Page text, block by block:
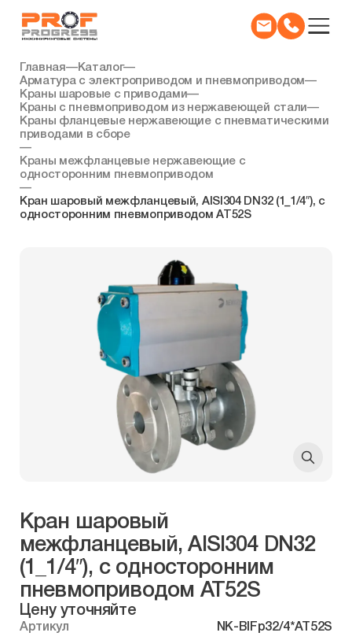
Главная—Каталог—
Арматура с электроприводом и пневмоприводом—
Краны шаровые с приводами—
Краны с пневмоприводом из нержавеющей стали—
Краны фланцевые нержавеющие с пневматическими
приводами в сборе
—
Краны межфланцевые нержавеющие с
односторонним пневмоприводом
—
Кран шаровый межфланцевый, AISI304 DN32 (1_1/4″), с
односторонним пневмоприводом AT52S
Кран шаровый
межфланцевый, AISI304 DN32
(1_1/4″), с односторонним
пневмоприводом AT52S
Цену уточняйте
Артикул
NK-BIFp32/4*AT52S